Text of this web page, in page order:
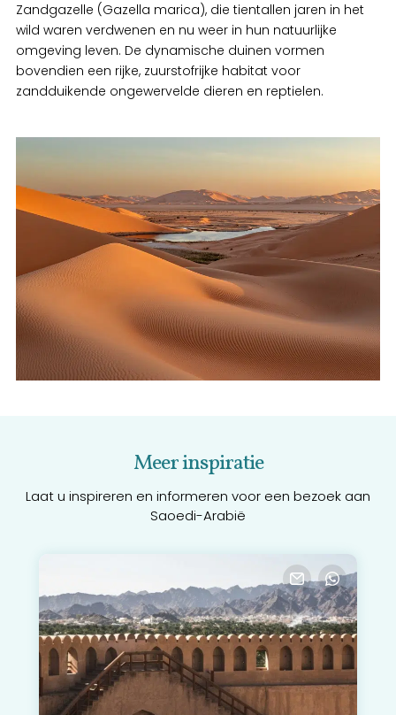
Zandgazelle (Gazella marica), die tientallen jaren in het
wild waren verdwenen en nu weer in hun natuurlijke
omgeving leven. De dynamische duinen vormen
bovendien een rijke, zuurstofrijke habitat voor
zandduikende ongewervelde dieren en reptielen.
Meer inspiratie
Laat u inspireren en informeren voor een bezoek aan
Saoedi-Arabië